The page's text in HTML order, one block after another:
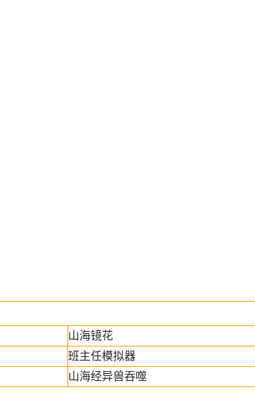
山海镜花
班主任模拟器
山海经异兽吞噬